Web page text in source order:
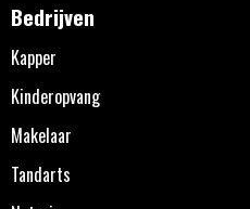
Bedrijven
Kapper
Kinderopvang
Makelaar
Tandarts